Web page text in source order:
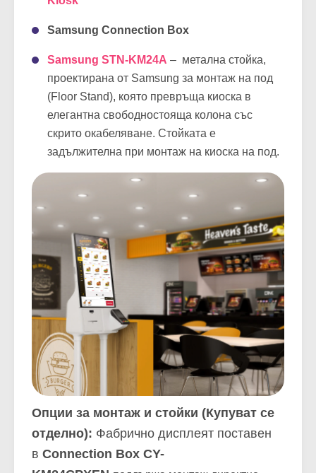
Samsung Connection Box
Samsung STN-KM24A – метална стойка,
проектирана от Samsung за монтаж на под
(Floor Stand), която превръща киоска в
елегантна свободностояща колона със
скрито окабеляване. Стойката е
задължителна при монтаж на киоска на под.
Опции за монтаж и стойки (Купуват се
отделно): Фабрично дисплеят поставен
в Connection Box CY-